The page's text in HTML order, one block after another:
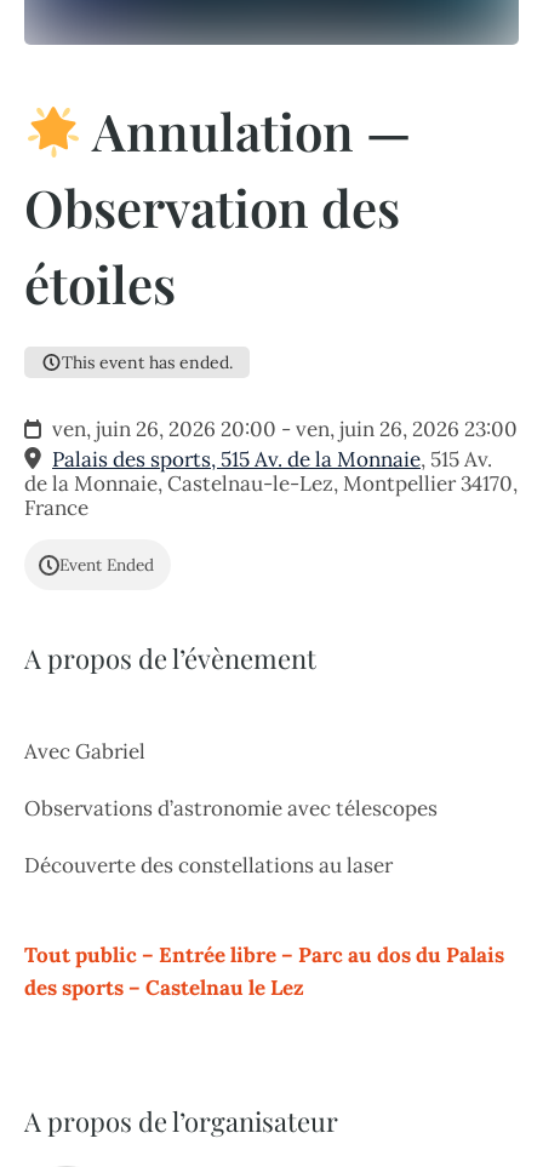
Annulation —
Observation des
étoiles
This event has ended.
ven, juin 26, 2026 20:00 - ven, juin 26, 2026 23:00
Palais des sports, 515 Av. de la Monnaie, 515 Av.
de la Monnaie, Castelnau-le-Lez, Montpellier 34170,
France
Event Ended
A propos de l’évènement
Avec Gabriel
Observations d’astronomie avec télescopes
Découverte des constellations au laser
Tout public – Entrée libre – Parc au dos du Palais
des sports – Castelnau le Lez
A propos de l’organisateur